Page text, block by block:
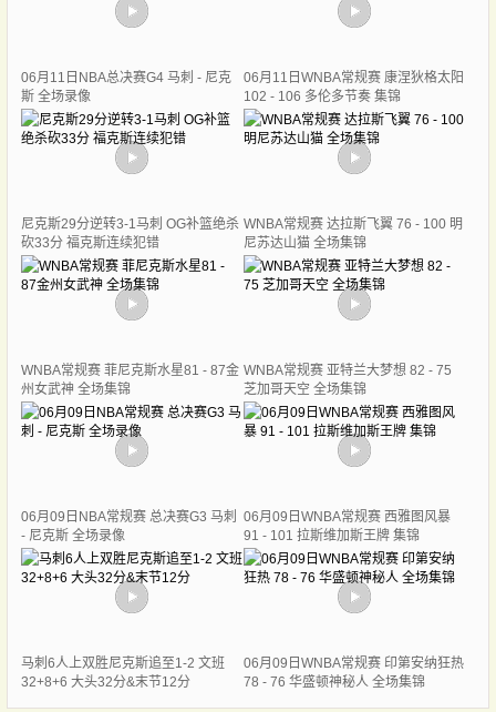
06月11日NBA总决赛G4 马刺 - 尼克
斯 全场录像
06月11日WNBA常规赛 康涅狄格太阳
102 - 106 多伦多节奏 集锦
尼克斯29分逆转3-1马刺 OG补篮绝杀
砍33分 福克斯连续犯错
WNBA常规赛 达拉斯飞翼 76 - 100 明
尼苏达山猫 全场集锦
WNBA常规赛 菲尼克斯水星81 - 87金
州女武神 全场集锦
WNBA常规赛 亚特兰大梦想 82 - 75
芝加哥天空 全场集锦
06月09日NBA常规赛 总决赛G3 马刺
- 尼克斯 全场录像
06月09日WNBA常规赛 西雅图风暴
91 - 101 拉斯维加斯王牌 集锦
马刺6人上双胜尼克斯追至1-2 文班
32+8+6 大头32分&末节12分
06月09日WNBA常规赛 印第安纳狂热
78 - 76 华盛顿神秘人 全场集锦